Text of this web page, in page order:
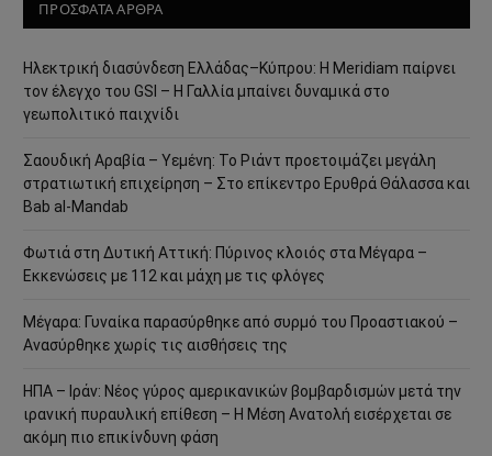
ΠΡΟΣΦΑΤΑ ΑΡΘΡΑ
Ηλεκτρική διασύνδεση Ελλάδας–Κύπρου: Η Meridiam παίρνει
τον έλεγχο του GSI – Η Γαλλία μπαίνει δυναμικά στο
γεωπολιτικό παιχνίδι
Σαουδική Αραβία – Υεμένη: Το Ριάντ προετοιμάζει μεγάλη
στρατιωτική επιχείρηση – Στο επίκεντρο Ερυθρά Θάλασσα και
Bab al-Mandab
Φωτιά στη Δυτική Αττική: Πύρινος κλοιός στα Μέγαρα –
Εκκενώσεις με 112 και μάχη με τις φλόγες
Μέγαρα: Γυναίκα παρασύρθηκε από συρμό του Προαστιακού –
Ανασύρθηκε χωρίς τις αισθήσεις της
ΗΠΑ – Ιράν: Νέος γύρος αμερικανικών βομβαρδισμών μετά την
ιρανική πυραυλική επίθεση – Η Μέση Ανατολή εισέρχεται σε
ακόμη πιο επικίνδυνη φάση